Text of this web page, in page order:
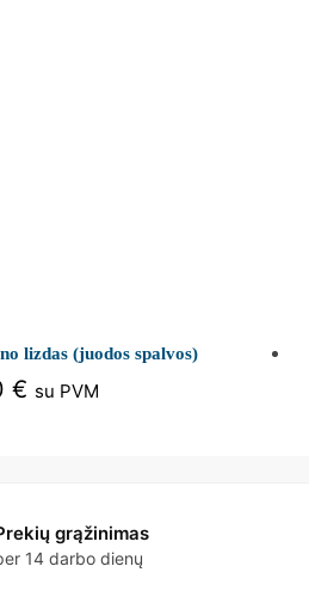
lizdas (juodos spalvos)
€ su PVM
grąžinimas
14 darbo dienų